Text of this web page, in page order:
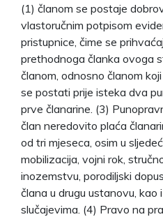
(1) članom se postaje
vlastoručnim potpisom
pristupnice, čime se
prethodnoga članka ovoga
članom, odnosno članom
se postati prije isteka dva
prve članarine. (3)
član neredovito plaća
od tri mjeseca, osim u
mobilizacija, vojni rok,
inozemstvu, porodiljski
člana u drugu ustanovu, kao
slučajevima. (4) Pravo na